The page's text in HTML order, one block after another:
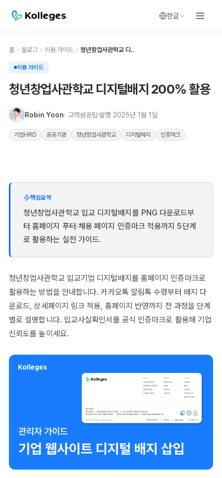
한글
홈 블로그 이용 가이드 청년창업사관학교 디..
이용 가이드
청년창업사관학교 디지털배지 200% 활용
Robin Yoon· 고객성공팀 발행 2025년 1월 1일
기업HRD 공공기관 청년창업사관학교 디지털배지 인증마크
핵심요약
청년창업사관학교 입교 디지털배지를 PNG 다운로드부
터 홈페이지 푸터·채용 페이지 인증마크 적용까지 5단계
로 활용하는 실전 가이드.
청년창업사관학교 입교기업 디지털배지를 홈페이지 인증마크로
활용하는 방법을 안내합니다. 카카오톡 알림톡 수령부터 배지 다
운로드, 상세페이지 링크 적용, 홈페이지 반영까지 전 과정을 단계
별로 설명합니다. 입교사실확인서를 공식 인증마크로 활용해 기업
신뢰도를 높이세요.